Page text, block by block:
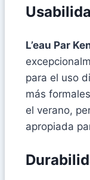
L’eau Par
para el uso
más
el verano,
apropiada